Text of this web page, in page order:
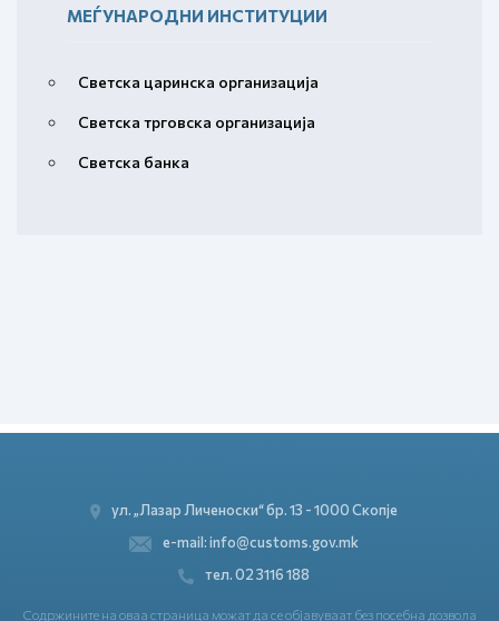
МЕЃУНАРОДНИ ИНСТИТУЦИИ
Светска царинска организација
Светска трговска организација
Светска банка
ул. „Лазар Личеноски“ бр. 13 - 1000 Скопје
e-mail: info@customs.gov.mk
тел. 02 3116 188
Содржините на оваа страница можат да се објавуваат без посебна дозвола